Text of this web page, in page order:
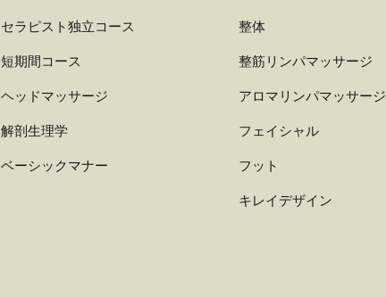
セラピスト独立コース
短期間コース
ヘッドマッサージ
解剖生理学
ベーシックマナー
整体
整筋リンパマッサージ
アロマリンパマッサージ
フェイシャル
フット
キレイデザイン